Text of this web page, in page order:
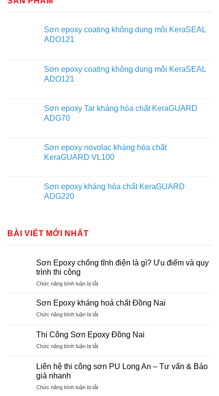
Sơn epoxy coating không dung môi KeraSEAL
ADO121
Sơn epoxy coating không dung môi KeraSEAL
ADO121
Sơn epoxy Tar kháng hóa chất KeraGUARD
ADG70
Sơn epoxy novolac kháng hóa chất
KeraGUARD VL100
Sơn epoxy kháng hóa chất KeraGUARD
ADG220
BÀI VIẾT MỚI NHẤT
Sơn Epoxy chống tĩnh điện là gì? Ưu điểm và quy
trình thi công
Chức năng bình luận bị tắtở
Epoxy
chống
tĩnh
là
Ưu
và
thi
Sơn Epoxy kháng hoá chất Đồng Nai
Chức năng bình luận bị tắtở
Epoxy
kháng
hoá
Đồng
Thi Công Sơn Epoxy Đồng Nai
Chức năng bình luận bị tắtở
Công
Sơn
Đồng
Liên hệ thi công sơn PU Long An – Tư vấn & Báo
giá nhanh
Chức năng bình luận bị tắtở